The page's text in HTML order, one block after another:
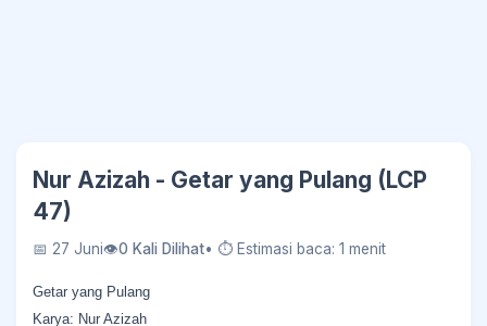
Nur Azizah - Getar yang Pulang (LCP
47)
📅 27 Juni👁0 Kali Dilihat• ⏱ Estimasi baca: 1 menit
Getar yang Pulang
Karya: Nur Azizah